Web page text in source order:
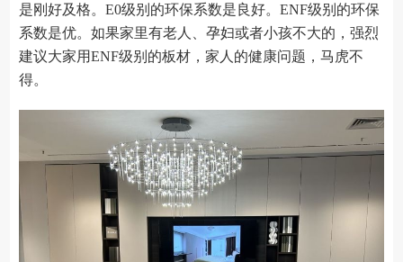
是刚好及格。E0级别的环保系数是良好。ENF级别的环保
系数是优。如果家里有老人、孕妇或者小孩不大的，强烈
建议大家用ENF级别的板材，家人的健康问题，马虎不
得。